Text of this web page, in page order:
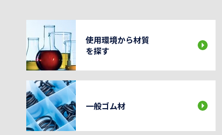
使用環境から材質
を探す
一般ゴム材